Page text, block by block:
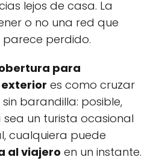
lejos de casa. La
o no una red que
perdido.
para
es como cruzar
barandilla: posible,
un turista ocasional
cualquiera puede
al viajero en un instante.